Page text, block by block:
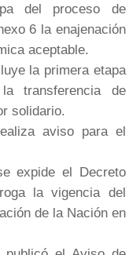
del proceso de
6 la enajenación
aceptable.
la primera etapa
transferencia de
solidario.
aviso para el
expide el Decreto
la vigencia del
de la Nación en